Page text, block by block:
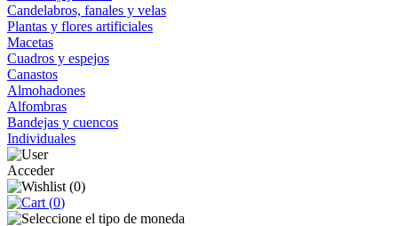
Candelabros, fanales y velas
Plantas y flores artificiales
Macetas
Cuadros y espejos
Canastos
Almohadones
Alfombras
Bandejas y cuencos
Individuales
Acceder
(0)
(0)